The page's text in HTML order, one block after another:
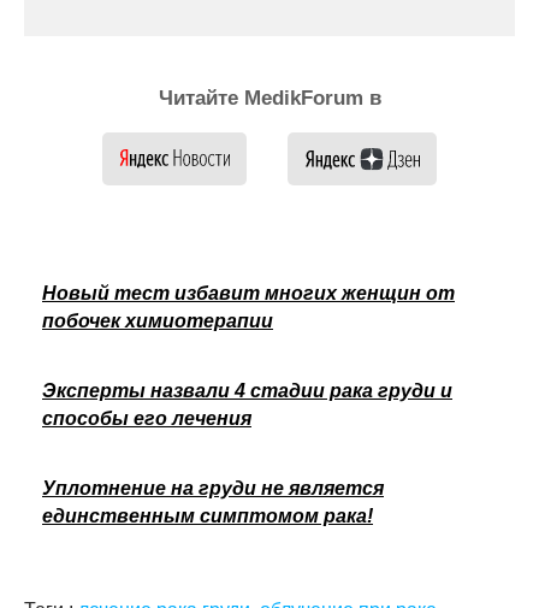
Читайте MedikForum в
Новый тест избавит многих женщин от
побочек химиотерапии
Эксперты назвали 4 стадии рака груди и
способы его лечения
Уплотнение на груди не является
единственным симптомом рака!